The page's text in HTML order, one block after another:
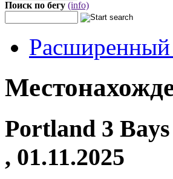
Поиск по бегу (info)
Расширенный
Portland 3
, 01.11.2025